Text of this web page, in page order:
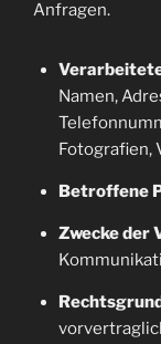
Anfragen.
Namen,
Fotografien,
Betroffene
Zwecke der